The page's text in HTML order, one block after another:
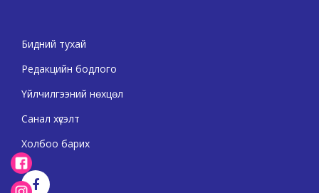
Бидний тухай
Редакцийн бодлого
Үйлчилгээний нөхцөл
Санал хүсэлт
Холбоо барих